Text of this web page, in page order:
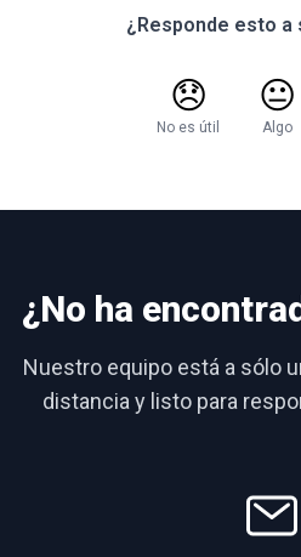
¿Responde esto a
😞
No es útil
😐
Algo
¿No ha
Nuestro equipo está a sólo
distancia y listo para